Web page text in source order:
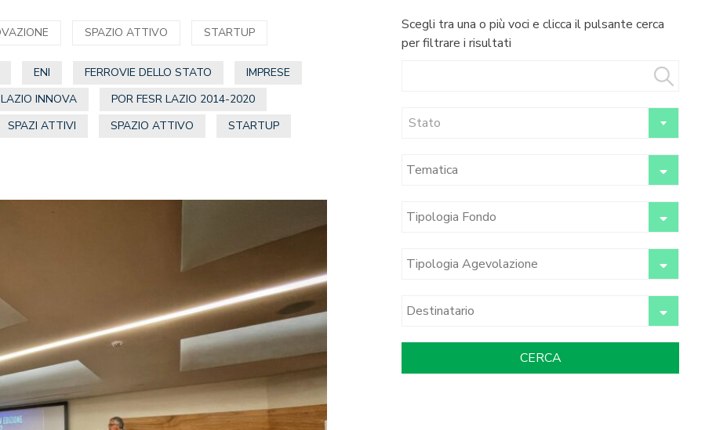
SPAZIO ATTIVO STARTUP
ENI FERROVIE DELLO STATO
IMPRESE
LAZIO INNOVA
POR FESR LAZIO 2014-2020
SPAZI ATTIVI SPAZIO ATTIVO STARTUP
Scegli tra una o più voci e clicca il pulsante cerca
per filtrare i risultati
Stato